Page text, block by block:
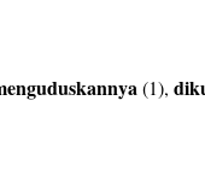
(1),